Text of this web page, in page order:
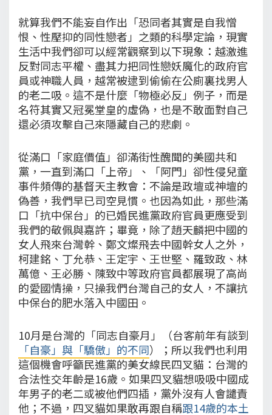
就算我們不能妄自作出「恐同者其實是自我憎
恨、性壓抑的同性戀者」之類的科學定論，現實
生活中我們卻可以經常觀察到以下現象：越激進
反對同志平權、盡其力把同性戀妖魔化的政府官
員或神職人員，越常被逮到偷偷在公廁裏找男人
的老二吸。這不是什麼「物極必反」例子，而是
名符其實又冠冕堂皇的虛偽，也是不敢面對自己
還必須攻擊自己來隱藏自己的悲劇。
從滿口「家庭價值」卻滿街性醜聞的美國共和
黨，一直到滿口「上帝」、「阿門」卻性侵兒童
事件頻傳的基督天主教會：不論是政壇或神壇的
偽善，我們早已司空見慣。也因為如此，那些滿
口「抗中保台」的已婚民進黨政府官員更應受到
我們的敬佩與嘉許；畢竟，除了趙天麟把中國的
女人飛來台灣幹、鄭文燦飛去中國幹女人之外，
柯建銘、丁允恭、王定宇、王世堅、羅致政、林
萬億、王必勝、陳致中等政府官員都展現了高尚
的愛國情操，只操我們台灣自己的女人，不讓抗
中保台的肥水落入中國田。
10月是台灣的「同志自豪月」（台客前年有談到
「自豪」與「驕傲」的不同）；所以我們也利用
這個機會呼籲民進黨的美女線民四叉貓：台灣的
合法性交年齡是16歲。如果四叉貓想吸吸中國成
年男子的老二或被他們四插，黨外沒有人會譴責
他；不過，四叉貓如果敢再跟自稱跟14歲的本土